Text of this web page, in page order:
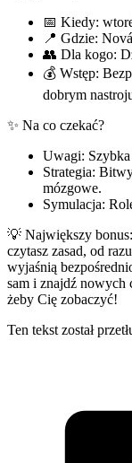
📅 Kiedy:
📍 Gdzie:
👥 Dla kogo:
💰 Wstęp:
dobrym
✨ Na co czekać?
Uwagi: Szybka
Strategia:
mózgowe.
Symulacja:
💡 Największy
czytasz zasad, od
wyjaśnią
sam i znajdź nowych
żeby Cię zobaczyć!
Ten tekst został